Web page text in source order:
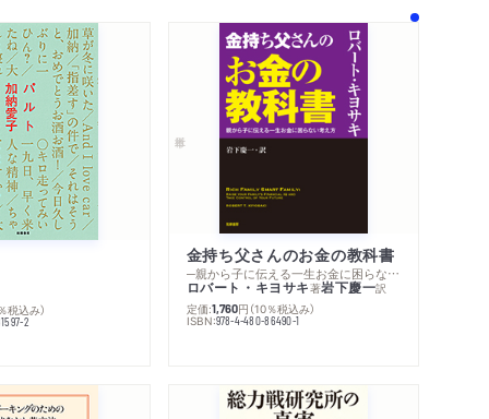
シリーズ・関連本
税込み）
2
金持ち父さんのお金の教科書
─親から子に伝える一生お金に困らない考え方
ロバート・キヨサキ著岩下慶一訳
定価:1,760円 （10％税込み）
ISBN:978-4-480-86490-1